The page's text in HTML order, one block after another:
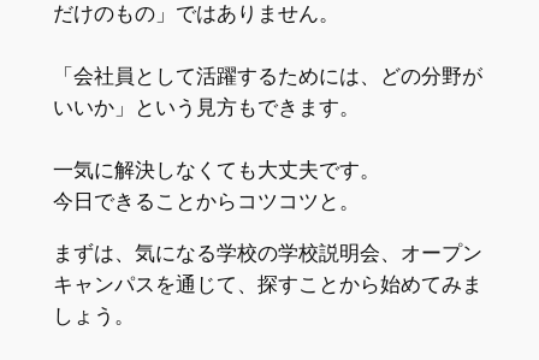
だけのもの」ではありません。
「会社員として活躍するためには、どの分野が
いいか」という見方もできます。
一気に解決しなくても大丈夫です。
今日できることからコツコツと。
まずは、気になる学校の学校説明会、オープン
キャンパスを通じて、探すことから始めてみま
しょう。